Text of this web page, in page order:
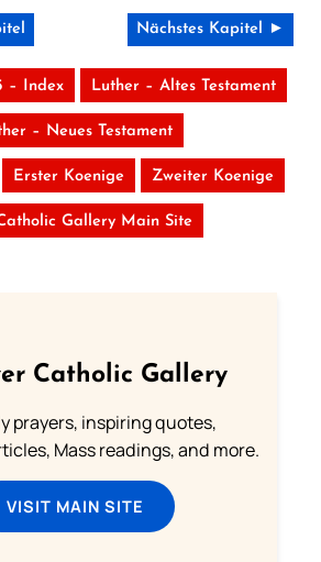
Nächstes Kapitel ►
– Index Luther – Altes Testament
– Neues Testament
Erster Koenige Zweiter Koenige
Gallery Main Site
Catholic Gallery
prayers, inspiring quotes,
Mass readings, and more.
VISIT MAIN SITE